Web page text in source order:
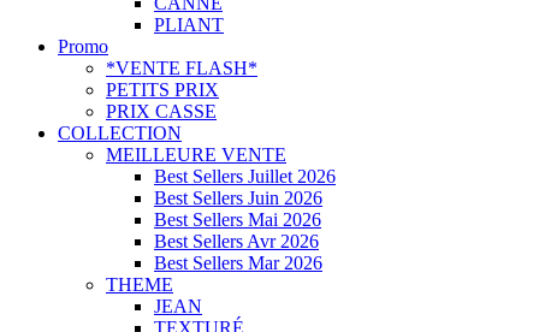
PLIANT
Promo
*VENTE FLASH*
PETITS PRIX
PRIX CASSE
COLLECTION
MEILLEURE VENTE
Best Sellers Juillet 2026
Best Sellers Juin 2026
Best Sellers Mai 2026
Best Sellers Avr 2026
Best Sellers Mar 2026
THEME
JEAN
TEXTURÉ